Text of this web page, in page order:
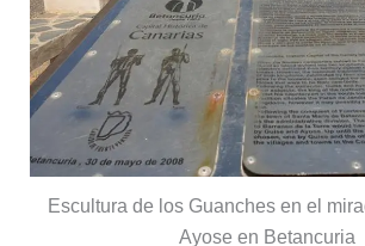
Escultura de los Guanches en el
Ayose en Betancuria